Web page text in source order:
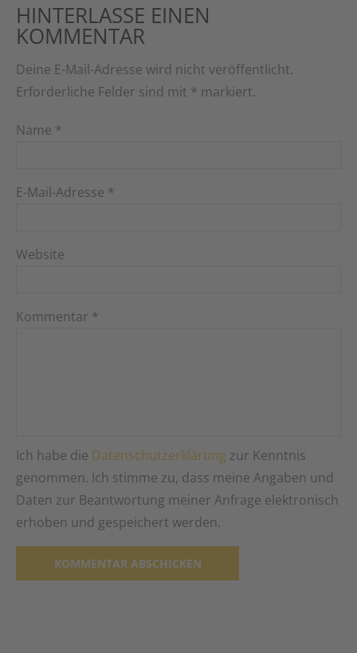
HINTERLASSE EINEN
KOMMENTAR
Deine E-Mail-Adresse wird nicht veröffentlicht.
Erforderliche Felder sind mit * markiert.
Name *
E-Mail-Adresse *
Website
Kommentar *
Ich habe die Datenschutzerklärung zur Kenntnis
genommen. Ich stimme zu, dass meine Angaben und
Daten zur Beantwortung meiner Anfrage elektronisch
erhoben und gespeichert werden.